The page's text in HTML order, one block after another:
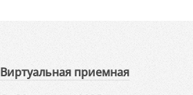
Виртуальная приемная